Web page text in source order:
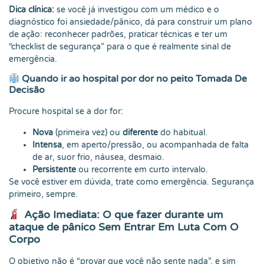
Dica clínica: se você já investigou com um médico e o
diagnóstico foi ansiedade/pânico, dá para construir um plano
de ação: reconhecer padrões, praticar técnicas e ter um
“checklist de segurança” para o que é realmente sinal de
emergência.
Quando ir ao hospital por dor no peito Tomada De
Decisão
Procure hospital se a dor for:
Nova (primeira vez) ou diferente do habitual.
Intensa, em aperto/pressão, ou acompanhada de falta
de ar, suor frio, náusea, desmaio.
Persistente ou recorrente em curto intervalo.
Se você estiver em dúvida, trate como emergência. Segurança
primeiro, sempre.
Ação Imediata: O que fazer durante um
ataque de pânico Sem Entrar Em Luta Com O
Corpo
O objetivo não é “provar que você não sente nada”, e sim